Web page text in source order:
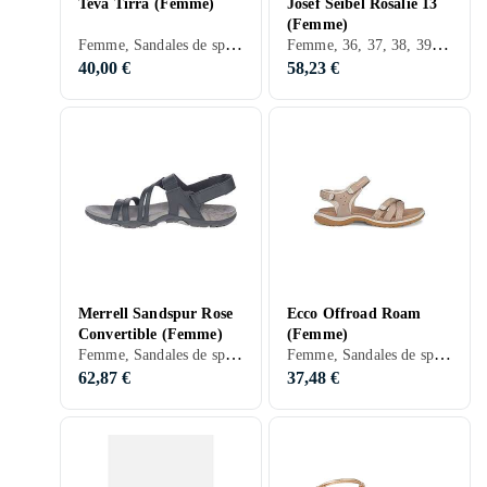
Teva Tirra (Femme)
Femme, Sandales de sport, Sandales de randonnée, 36, 37, 38, 39, 40, 41, 42, 43, 44, 45, 36,5, 38,5, 40,5, 32, 33, 35, 50, 34, 35,5, 39,5, 37,5, Noir, Blanc, Argent, Gris, Turkos, Marron, Bleu, Rouge, Jaune, Orange, Vert, Beige, Rose, Violet, Kaki, Brons, Cuir, Maille, Synthétique, Tissu/Textile, Néoprène
40,00 €
Josef Seibel Rosalie 13
(Femme)
Femme, 36, 37, 38, 39, 40, 41, 42, 43, 44, 45, 38,5, 47, 48, 35, 39,5, Noir, Blanc, Gris, Marron, Bleu, Rouge, Jaune, Vert, Beige, Rose, Kaki, Cuir, Simili cuir
58,23 €
Merrell Sandspur Rose
Convertible (Femme)
Femme, Sandales de sport, Sandales de randonnée, 36, 37, 38, 39, 40, 41, 42, 43, 40,5, 35,5, Noir, Gris, Marron, Bleu, Jaune, Beige, Rose, Cuir
62,87 €
Ecco Offroad Roam
(Femme)
Femme, Sandales de sport, Sandales de randonnée, 36, 37, 38, 39, 40, 41, 42, 43, 38,5, 42,5, 35, 41,5, Noir, Blanc, Gris, Marron, Bleu, Jaune, Vert, Beige, Rose, Violet, Cuir
37,48 €